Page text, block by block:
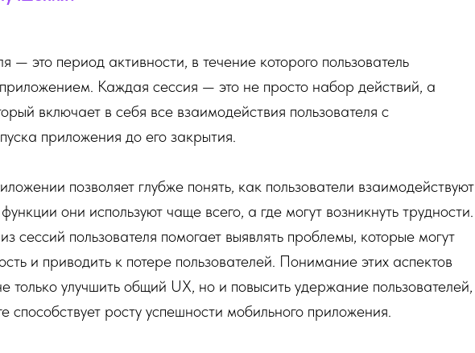
— это период активности, в течение которого пользователь
Каждая сессия — это не просто набор действий, а
включает в себя все взаимодействия пользователя с
приложения до его закрытия.
позволяет глубже понять, как пользователи взаимодействуют
они используют чаще всего, а где могут возникнуть трудности.
сессий пользователя помогает выявлять проблемы, которые могут
и приводить к потере пользователей. Понимание этих аспектов
только улучшить общий UX, но и повысить удержание пользователей,
способствует росту успешности мобильного приложения.